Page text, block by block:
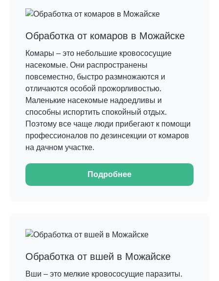
Обработка от комаров в Можайске
Комары – это небольшие кровососущие
насекомые. Они распространены
повсеместно, быстро размножаются и
отличаются особой прожорливостью.
Маленькие насекомые надоедливы и
способны испортить спокойный отдых.
Поэтому все чаще люди прибегают к помощи
профессионалов по дезинсекции от комаров
на дачном участке.
Подробнее
Обработка от вшей в Можайске
Вши – это мелкие кровососущие паразиты.